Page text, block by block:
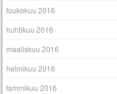
toukokuu 2016
huhtikuu 2016
maaliskuu 2016
helmikuu 2016
tammikuu 2016